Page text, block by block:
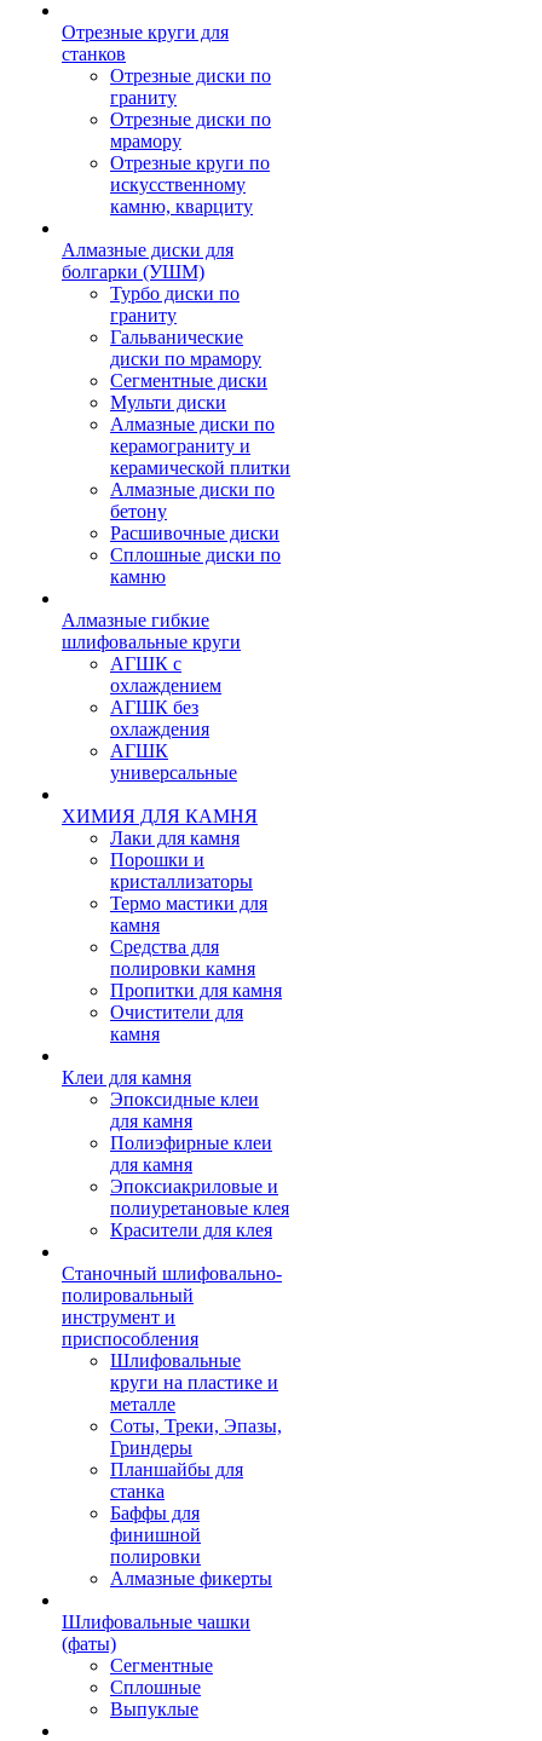
Отрезные круги для
станков
Отрезные диски по
граниту
Отрезные диски по
мрамору
Отрезные круги по
искусственному
камню, кварциту
Алмазные диски для
болгарки (УШМ)
Турбо диски по
граниту
Гальванические
диски по мрамору
Сегментные диски
Мульти диски
Алмазные диски по
керамограниту и
керамической плитки
Алмазные диски по
бетону
Расшивочные диски
Сплошные диски по
камню
Алмазные гибкие
шлифовальные круги
АГШК с
охлаждением
АГШК без
охлаждения
АГШК
универсальные
ХИМИЯ ДЛЯ КАМНЯ
Лаки для камня
Порошки и
кристаллизаторы
Термо мастики для
камня
Средства для
полировки камня
Пропитки для камня
Очистители для
камня
Клеи для камня
Эпоксидные клеи
для камня
Полиэфирные клеи
для камня
Эпоксиакриловые и
полиуретановые клея
Красители для клея
Станочный шлифовально-
полировальный
инструмент и
приспособления
Шлифовальные
круги на пластике и
металле
Соты, Треки, Эпазы,
Гриндеры
Планшайбы для
станка
Баффы для
финишной
полировки
Алмазные фикерты
Шлифовальные чашки
(фаты)
Сегментные
Сплошные
Выпуклые